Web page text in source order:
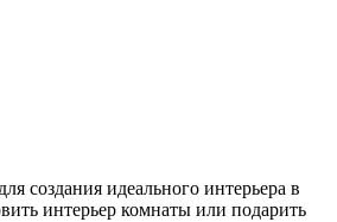
создания идеального интерьера в
интерьер комнаты или подарить